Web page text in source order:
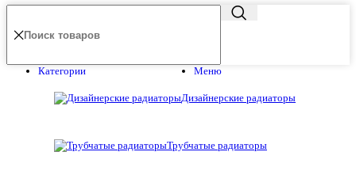
Меню
Категории
Дизайнерские радиаторы
Трубчатые радиаторы